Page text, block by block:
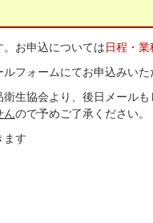
お申込については日程・
フォームにてお申込みい
生協会より、後日メール
んので予めご了承ください。
ます